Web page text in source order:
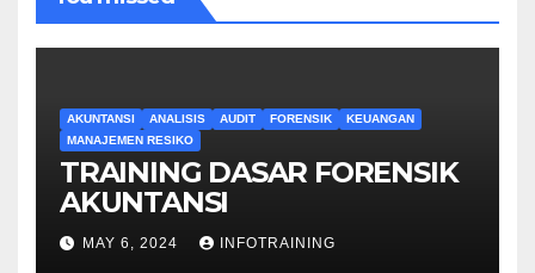
AKUNTANSI ANALISIS AUDIT FORENSIK
KEUANGAN
MANAJEMEN RESIKO
TRAINING DASAR FORENSIK
AKUNTANSI
MAY 6, 2024 INFOTRAINING